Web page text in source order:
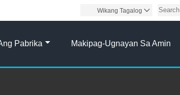
Wikang Tagalog 
Pabrika Makipag-Ugnayan Sa Amin